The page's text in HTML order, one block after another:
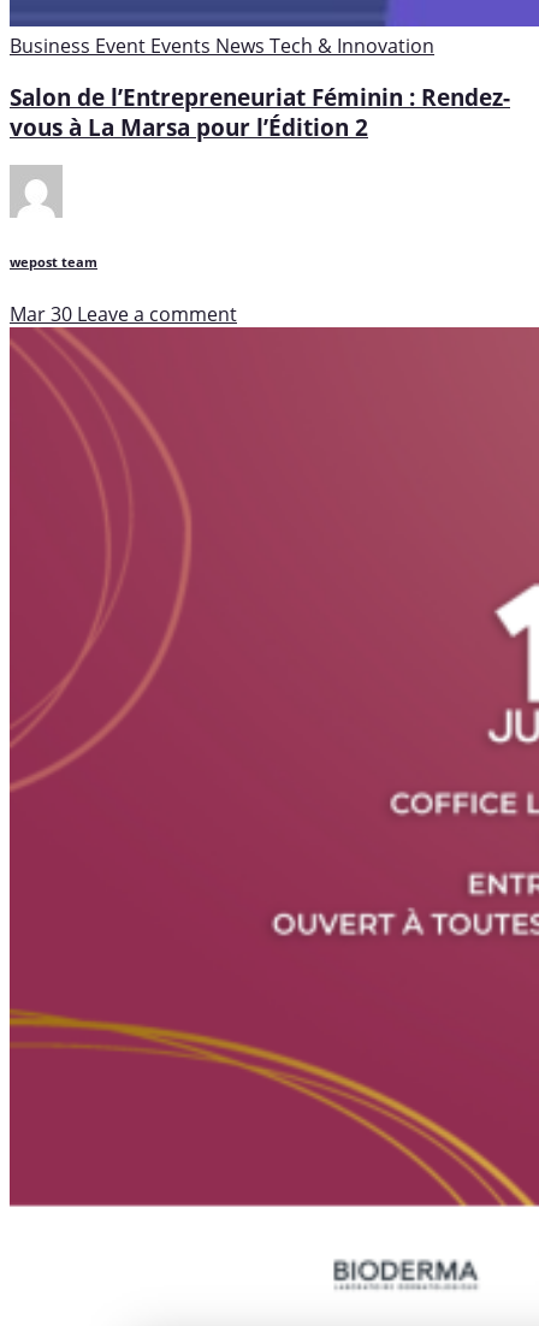
Business Event Events News Tech & Innovation
Salon de l’Entrepreneuriat Féminin : Rendez-
vous à La Marsa pour l’Édition 2
wepost team
Mar 30 Leave a comment